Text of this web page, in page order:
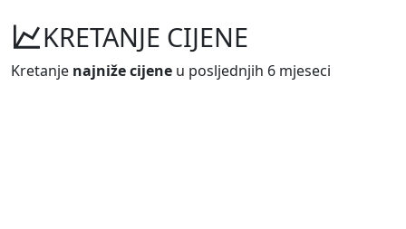
KRETANJE CIJENE
Kretanje najniže cijene u posljednjih 6 mjeseci